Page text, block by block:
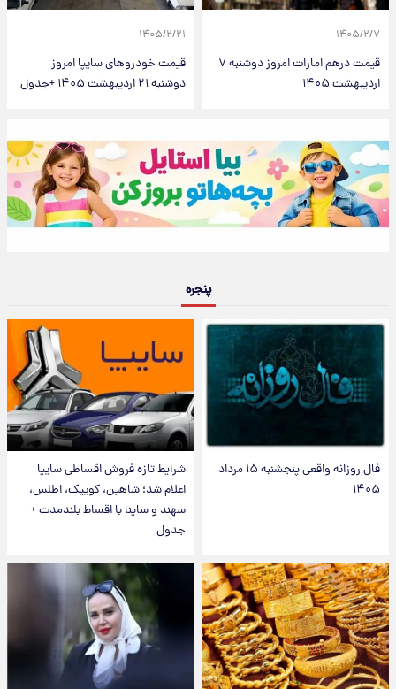
۱۴۰۵/۲/۷
قیمت درهم امارات امروز دوشنبه ۷
اردیبهشت ۱۴۰۵
۱۴۰۵/۲/۲۱
قیمت خودروهای سایپا امروز
دوشنبه ۲۱ اردیبهشت ۱۴۰۵ +جدول
پنجره
فال روزانه واقعی پنجشنبه ۱۵ مرداد
۱۴۰۵
شرایط تازه فروش اقساطی سایپا
اعلام شد؛ شاهین، کوییک، اطلس،
سهند و ساینا با اقساط بلندمدت +
جدول